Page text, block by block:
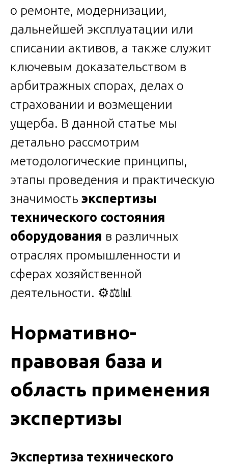
о ремонте, модернизации,
дальнейшей эксплуатации или
списании активов, а также служит
ключевым доказательством в
арбитражных спорах, делах о
страховании и возмещении
ущерба. В данной статье мы
детально рассмотрим
методологические принципы,
этапы проведения и практическую
значимость экспертизы
технического состояния
оборудования в различных
отраслях промышленности и
сферах хозяйственной
деятельности. ⚙️⚖️📊
Нормативно-
правовая база и
область применения
экспертизы
Экспертиза технического